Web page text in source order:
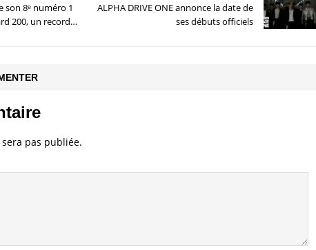
son 8ᵉ numéro 1
200, un record…
ALPHA DRIVE ONE annonce la date de
ses débuts officiels
pas publiée.